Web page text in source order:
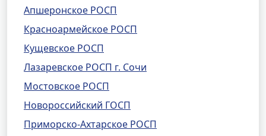
Апшеронское РОСП
Красноармейское РОСП
Кущевское РОСП
Лазаревское РОСП г. Сочи
Мостовское РОСП
Новороссийский ГОСП
Приморско-Ахтарское РОСП